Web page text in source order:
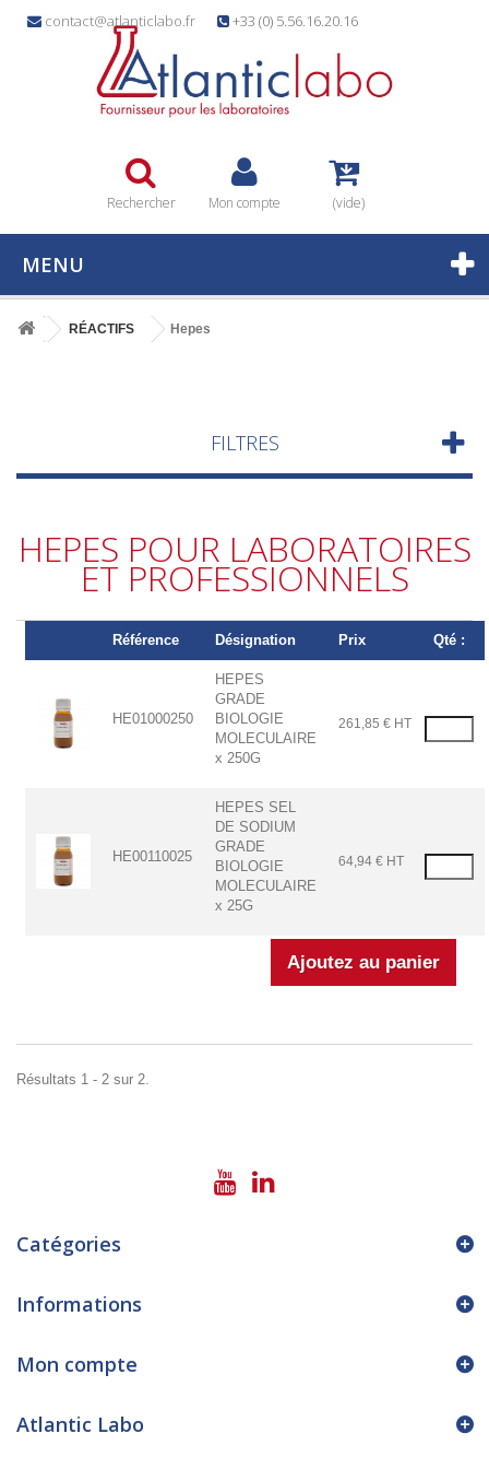
contact@atlanticlabo.fr +33 (0) 5.56.16.20.16
Rechercher Mon compte (vide)
MENU
RÉACTIFS Hepes
FILTRES
HEPES POUR LABORATOIRES
ET PROFESSIONNELS
Référence Désignation Prix Qté :
HE01000250
HEPES
GRADE
BIOLOGIE
MOLECULAIRE
x 250G
261,85 € HT
HE00110025
HEPES SEL
DE SODIUM
GRADE
BIOLOGIE
MOLECULAIRE
x 25G
64,94 € HT
Résultats 1 - 2 sur 2.
Catégories
Informations
Mon compte
Atlantic Labo